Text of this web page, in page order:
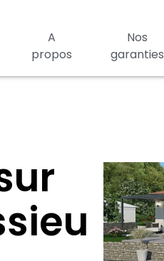
A
propos
Nos
garanties